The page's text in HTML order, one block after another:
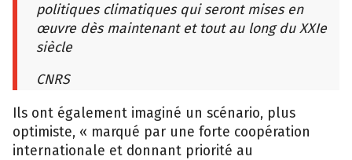
politiques climatiques qui seront mises en
œuvre dès maintenant et tout au long du XXIe
siècle
CNRS
Ils ont également imaginé un scénario, plus
optimiste, « marqué par une forte coopération
internationale et donnant priorité au